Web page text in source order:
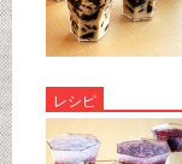
レシピ